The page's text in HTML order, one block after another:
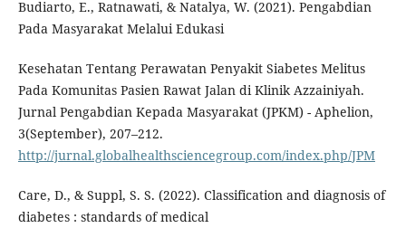
Budiarto, E., Ratnawati, & Natalya, W. (2021). Pengabdian
Pada Masyarakat Melalui Edukasi
Kesehatan Tentang Perawatan Penyakit Siabetes Melitus
Pada Komunitas Pasien Rawat Jalan di Klinik Azzainiyah.
Jurnal Pengabdian Kepada Masyarakat (JPKM) - Aphelion,
3(September), 207–212.
http://jurnal.globalhealthsciencegroup.com/index.php/JPM
Care, D., & Suppl, S. S. (2022). Classification and diagnosis of
diabetes : standards of medical